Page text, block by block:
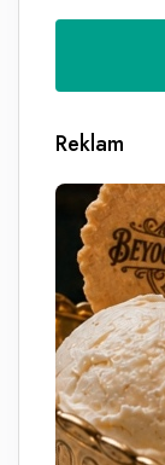
Reklam